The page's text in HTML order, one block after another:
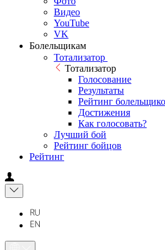
Видео
YouTube
VK
Болельщикам
Тотализатор
Тотализатор
Голосование
Результаты
Рейтинг
Достижения
Как голосовать?
Лучший бой
Рейтинг бойцов
Рейтинг